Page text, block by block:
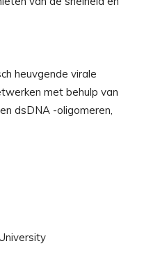
heuvgende virale
met behulp van
dsDNA -oligomeren,